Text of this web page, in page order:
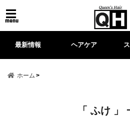
menu
最新情報 ヘアケア
ホーム
「 ふけ 」